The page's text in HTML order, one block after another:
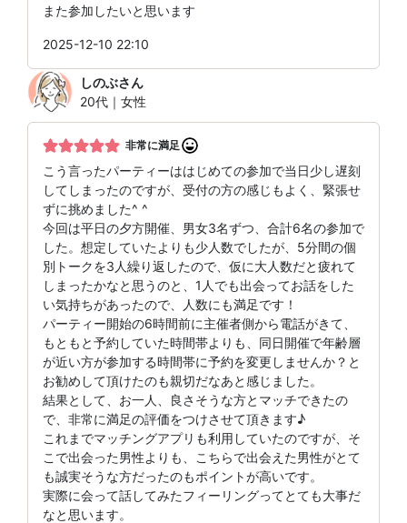
また参加したいと思います
2025-12-10 22:10
しのぶさん
20代｜女性
非常に満足
こう言ったパーティーははじめての参加で当日少し遅刻
してしまったのですが、受付の方の感じもよく、緊張せ
ずに挑めました^ ^
今回は平日の夕方開催、男女3名ずつ、合計6名の参加で
した。想定していたよりも少人数でしたが、5分間の個
別トークを3人繰り返したので、仮に大人数だと疲れて
しまったかなと思うのと、1人でも出会ってお話をした
い気持ちがあったので、人数にも満足です！
パーティー開始の6時間前に主催者側から電話がきて、
もともと予約していた時間帯よりも、同日開催で年齢層
が近い方が参加する時間帯に予約を変更しませんか？と
お勧めして頂けたのも親切だなあと感じました。
結果として、お一人、良さそうな方とマッチできたの
で、非常に満足の評価をつけさせて頂きます♪
これまでマッチングアプリも利用していたのですが、そ
こで出会った男性よりも、こちらで出会えた男性がとて
も誠実そうな方だったのもポイントが高いです。
実際に会って話してみたフィーリングってとても大事だ
なと思います。